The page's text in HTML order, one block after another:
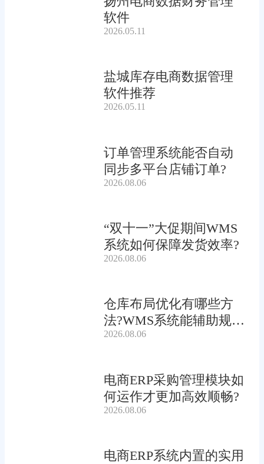
软件
2026.05.11
盐城库存电商数据管理
软件推荐
2026.05.11
订单管理系统能否自动
同步多平台店铺订单?
2026.08.06
“双十一”大促期间WMS
系统如何保障发货效率?
2026.08.06
仓库布局优化有哪些方
法?WMS系统能辅助规划
吗?
2026.08.06
电商ERP采购管理模块如
何运作才更加高效顺畅?
2026.08.06
电商ERP系统内置的实用